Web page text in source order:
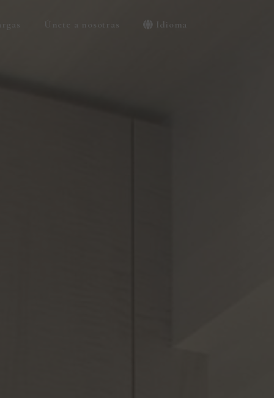
Únete a nosotras Idioma